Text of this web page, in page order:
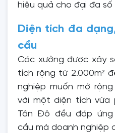
hiệu quả cho đại đa số
Diện tích đa
cầu
Các xưởng được xây
tích rộng từ 2.000m²
nghiệp muốn mở
với một diện tích vừa
Tân Đô đều đáp
cầu mà doanh nghiệp